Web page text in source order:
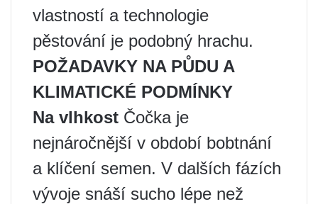
vlastností a technologie
pěstování je podobný hrachu.
POŽADAVKY NA PŮDU A
KLIMATICKÉ PODMÍNKY
Na vlhkost Čočka je
nejnáročnější v období bobtnání
a klíčení semen. V dalších fázích
vývoje snáší sucho lépe než